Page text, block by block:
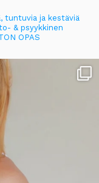
tuntuvia ja kestäviä
& psyykkinen
OPAS